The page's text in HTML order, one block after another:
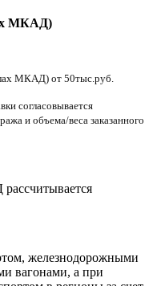
МКАД)
МКАД) от 50тыс.руб.
согласовывается
и объема/веса заказанного
железнодорожными
вагонами, а при